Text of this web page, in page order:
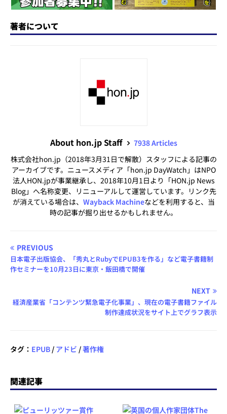
著者について
About hon.jp Staff
7938 Articles
株式会社hon.jp（2018年3月31日で解散）スタッフによる記事の
アーカイブです。ニュースメディア「hon.jp DayWatch」はNPO
法人HON.jpが事業継承し、2018年10月1日より「HON.jp News
Blog」へ名称変更、リニューアルして運営しています。リンク先
が消えている場合は、 Wayback Machineなどを利用すると、当
時の記事が掘り出せるかもしれません。
PREVIOUS
日本電子出版協会、「秀丸とRubyでEPUB3を作る」など電子書籍制
作セミナーを10月23日に東京・飯田橋で開催
NEXT
経済産業省「コンテンツ緊急電子化事業」、現在の電子書籍ファイル
制作達成状況をサイト上でグラフ表示
タグ： EPUB / アドビ /著作権
関連記事